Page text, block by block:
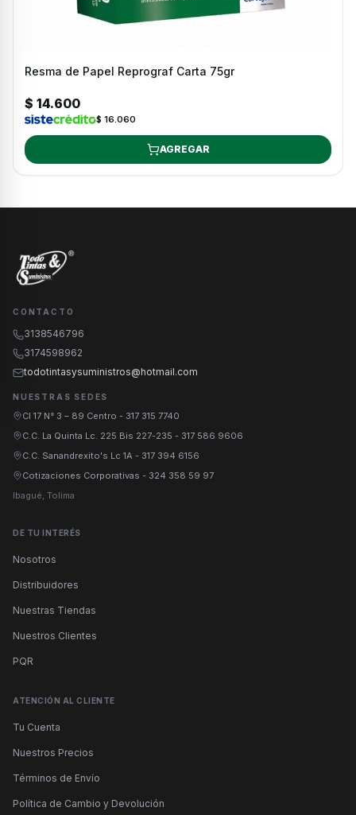
Resma de Papel Reprograf Carta 75gr
$ 14.600
$ 16.060
AGREGAR
CONTACTO
3138546796
3174598962
todotintasysuministros@hotmail.com
NUESTRAS SEDES
Cl 17 N° 3 – 89 Centro - 317 315 7740
C.C. La Quinta Lc. 225 Bis 227-235 - 317 586 9606
C.C. Sanandrexito's Lc 1A - 317 394 6156
Cotizaciones Corporativas - 324 358 59 97
Ibagué, Tolima
DE TU INTERÉS
Nosotros
Distribuidores
Nuestras Tiendas
Nuestros Clientes
PQR
ATENCIÓN AL CLIENTE
Tu Cuenta
Nuestros Precios
Términos de Envío
Política de Cambio y Devolución